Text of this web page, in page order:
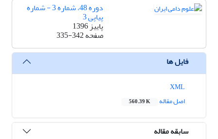
دوره 48، شماره 3 - شماره
پیاپی 3
پاییز 1396
صفحه335-342
فایل ها
اصل مقاله
560.39 K
سابقه مقاله